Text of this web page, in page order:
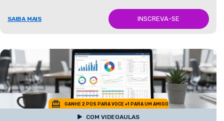
SAIBA MAIS INSCREVA-SE
GANHE 2 POS PARA VOCE +1 PARA UM AMIGO
COM VIDEOAULAS